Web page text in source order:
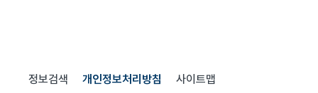
정보검색 개인정보처리방침 사이트맵